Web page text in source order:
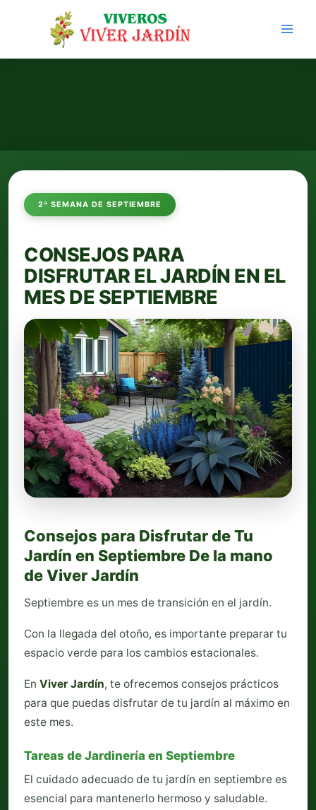
2ª SEMANA DE SEPTIEMBRE
CONSEJOS PARA
DISFRUTAR EL JARDÍN EN EL
MES DE SEPTIEMBRE
Consejos para Disfrutar de Tu
Jardín en Septiembre De la mano
de Viver Jardín
Septiembre es un mes de transición en el jardín.
Con la llegada del otoño, es importante preparar tu
espacio verde para los cambios estacionales.
En Viver Jardín, te ofrecemos consejos prácticos
para que puedas disfrutar de tu jardín al máximo en
este mes.
Tareas de Jardinería en Septiembre
El cuidado adecuado de tu jardín en septiembre es
esencial para mantenerlo hermoso y saludable.